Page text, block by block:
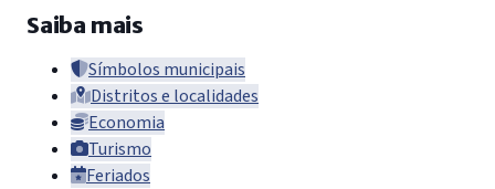
Saiba mais
Símbolos municipais
Distritos e localidades
Economia
Turismo
Feriados